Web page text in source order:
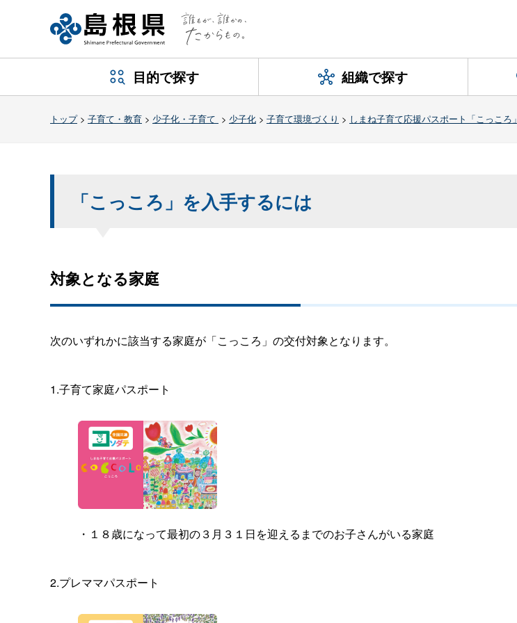
目的で探す 組織で探す
トップ> 子育て・教育 > 少子化・子育て > 少子化 > 子育て環境づくり > しまね子育て応援パスポート「こっころ」
「こっころ」を入手するには
対象となる家庭
次のいずれかに該当する家庭が「こっころ」の交付対象となります。
1.子育て家庭パスポート
・１８歳になって最初の３月３１日を迎えるまでのお子さんがいる家庭
2.プレママパスポート